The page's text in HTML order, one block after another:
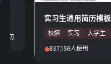
简历
实习生通用简历模板
校招 实习 大学生
837,156人使用